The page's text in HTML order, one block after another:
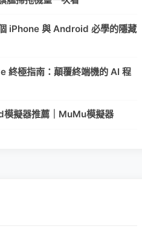
iPhone 與 Android 必學的隱藏
終極指南：顛覆終端機的 AI 程
擬器推薦｜MuMu模擬器